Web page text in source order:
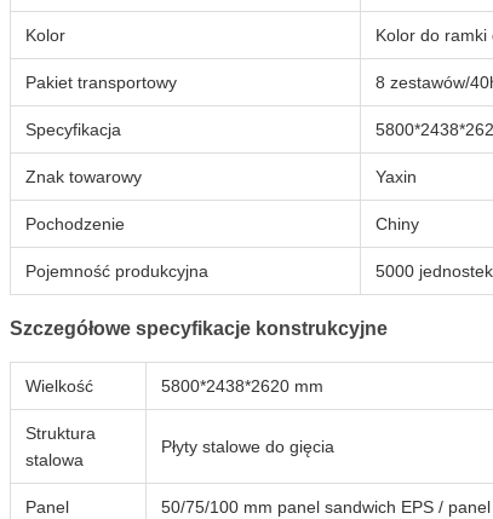
Kolor Kolor do ramki
Pakiet transportowy 8 zestawów/
Specyfikacja
Znak towarowy Yaxin
Pochodzenie Chiny
Pojemność produkcyjna 5000
Szczegółowe specyfikacje konstrukcyjne
Wielkość 5800*2438*2620 mm
Struktura
stalowa
Płyty stalowe do gięcia
Panel
50/75/100 mm panel sandwich EPS /